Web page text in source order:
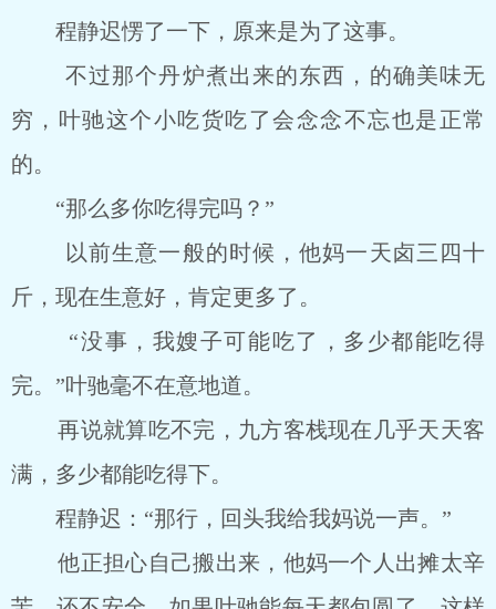
程静迟愣了一下，原来是为了这事。
不过那个丹炉煮出来的东西，的确美味无
穷，叶驰这个小吃货吃了会念念不忘也是正常
的。
“那么多你吃得完吗？”
以前生意一般的时候，他妈一天卤三四十
斤，现在生意好，肯定更多了。
“没事，我嫂子可能吃了，多少都能吃得
完。”叶驰毫不在意地道。
再说就算吃不完，九方客栈现在几乎天天客
满，多少都能吃得下。
程静迟：“那行，回头我给我妈说一声。”
他正担心自己搬出来，他妈一个人出摊太辛